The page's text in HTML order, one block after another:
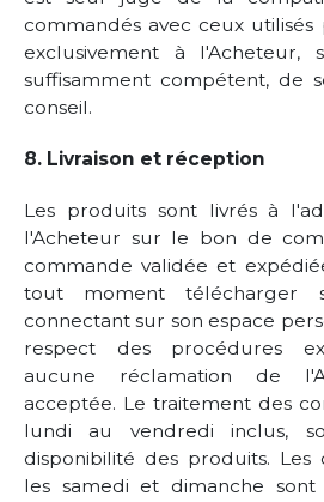
commandés avec ceux
exclusivement à l'Acheteur,
suffisamment compétent, de
conseil.
8. Livraison et réception
Les produits sont livrés à
l'Acheteur sur le bon de
commande validée et
tout moment télécharger
connectant sur son espace
respect des procédures
aucune réclamation de
acceptée. Le traitement des
lundi au vendredi inclus,
disponibilité des produits. Les
les samedi et dimanche